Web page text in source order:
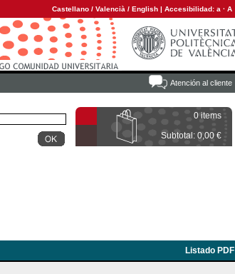
Castellano / Valencià / English | Accesibilidad: a · A
Atención al cliente
0 items
Subtotal: 0,00 €
Listado PDF